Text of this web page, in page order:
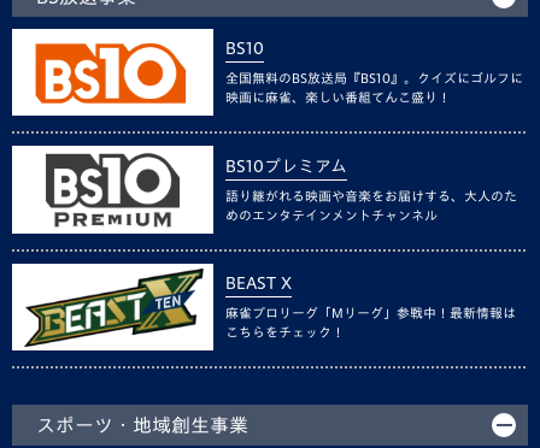
BS10
全国無料のBS放送局『BS10』。クイズにゴルフに
映画に麻雀、楽しい番組てんこ盛り！
BS10プレミアム
語り継がれる映画や音楽をお届けする、大人のた
めのエンタテインメントチャンネル
BEAST X
麻雀プロリーグ「Mリーグ」参戦中！最新情報は
こちらをチェック！
スポーツ・地域創生事業